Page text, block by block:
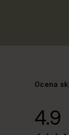
Ocena
4.9